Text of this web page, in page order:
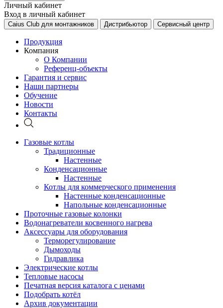
Личный кабинет
Вход в личный кабинет
Caius Club для монтажников Дистрибьютор Сервисный центр
Продукция
Компания
О Компании
Референц-объекты
Гарантия и сервис
Наши партнеры
Обучение
Новости
Контакты
Газовые котлы
Традиционные
Настенные
Конденсационные
Настенные
Котлы для коммерческого применения
Настенные конденсационные
Напольные конденсационные
Проточные газовые колонки
Водонагреватели косвенного нагрева
Аксессуары для оборудования
Терморегулирование
Дымоходы
Гидравлика
Электрические котлы
Тепловые насосы
Печатная версия каталога с ценами
Подобрать котёл
Архив документации